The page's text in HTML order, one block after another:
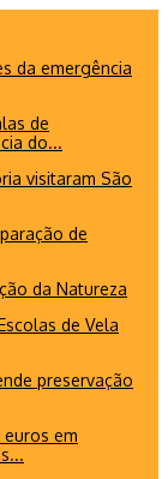
da emergência
de
do...
visitaram São
de
da Natureza
de Vela
preservação
em